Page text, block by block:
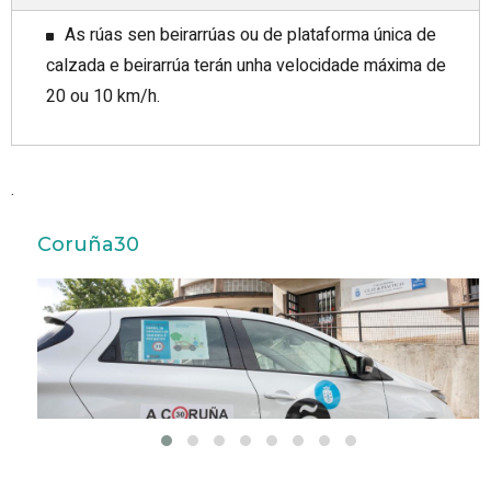
As rúas sen beirarrúas ou de plataforma única de
calzada e beirarrúa terán unha velocidade máxima de
20 ou 10 km/h.
.
Coruña30